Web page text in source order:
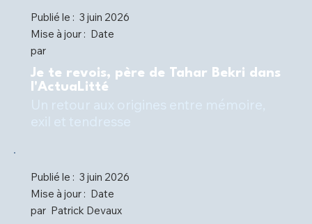
Publié le : 3 juin 2026
Mise à jour : Date
par
Je te revois, père de Tahar Bekri dans
l'ActuaLitté
Publié le : 3 juin 2026
Mise à jour : Date
par Patrick Devaux